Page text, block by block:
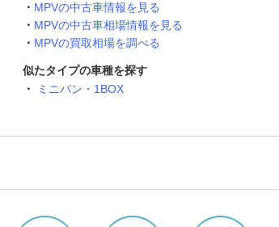
MPVの中古車情報を見る
MPVの中古車相場情報を見る
MPVの買取相場を調べる
似たタイプの車種を探す
ミニバン・1BOX